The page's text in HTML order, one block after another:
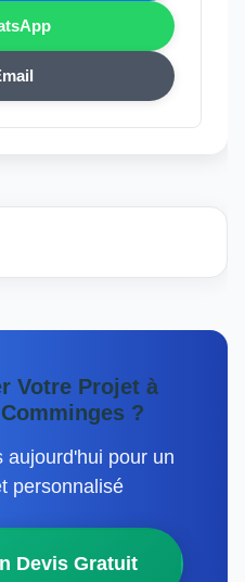
Votre Projet à
?
aujourd'hui pour un
personnalisé
Devis Gratuit